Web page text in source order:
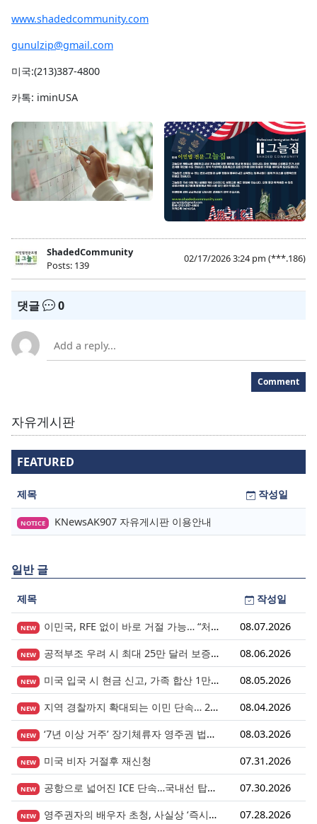
www.shadedcommunity.com
gunulzip@gmail.com
미국:(213)387-4800
카톡: iminUSA
ShadedCommunity
Posts: 139
02/17/2026 3:24 pm (***.186)
댓글 0
Comment
자유게시판
FEATURED
제목 작성일
NOTICE KNewsAK907 자유게시판 이용안내
일반 글
제목 작성일
NEW 이민국, RFE 없이 바로 거절 가능… “처음 제출이 마지막 기회” 시대가 시작됩니다. 08.07.2026
NEW 공적부조 우려 시 최대 25만 달러 보증금? 영주권 심사의 새로운 변수 08.06.2026
NEW 미국 입국 시 현금 신고, 가족 합산 1만 달러가 기준입니다. 08.05.2026
NEW 지역 경찰까지 확대되는 이민 단속… 287(g) 프로그램의 대대적 확장 08.04.2026
NEW ‘7년 이상 거주’ 장기체류자 영주권 법안 재추진… 현실화될 수 있을까? 08.03.2026
NEW 미국 비자 거절후 재신청 07.31.2026
NEW 공항으로 넓어진 ICE 단속…국내선 탑승도 더 이상 안전지대 아니다. 07.30.2026
NEW 영주권자의 배우자 초청, 사실상 ‘즉시 진행’ 시대 열렸다. 07.28.2026